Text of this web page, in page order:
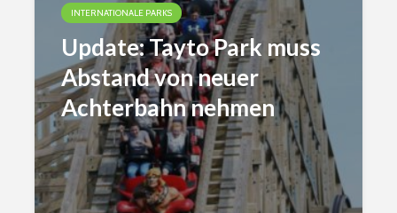
INTERNATIONALE PARKS
Update: Tayto Park muss
Abstand von neuer
Achterbahn nehmen